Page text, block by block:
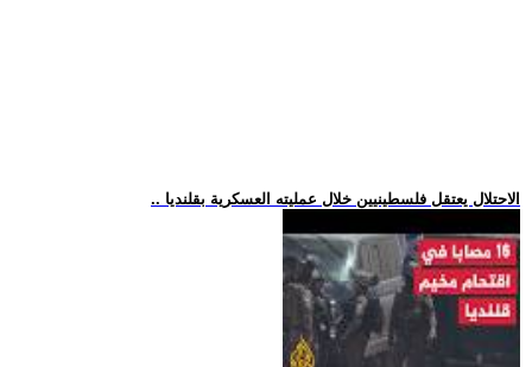
.. الاحتلال يعتقل فلسطينيين خلال عمليته العسكرية بقلنديا